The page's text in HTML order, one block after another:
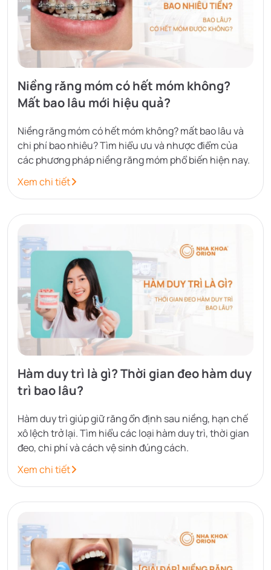
Niềng răng móm có hết móm không?
Mất bao lâu mới hiệu quả?
Niềng răng móm có hết móm không? mất bao lâu và
chi phí bao nhiêu? Tìm hiểu ưu và nhược điểm của
các phương pháp niềng răng móm phổ biến hiện nay.
Xem chi tiết
Hàm duy trì là gì? Thời gian đeo hàm duy
trì bao lâu?
Hàm duy trì giúp giữ răng ổn định sau niềng, hạn chế
xô lệch trở lại. Tìm hiểu các loại hàm duy trì, thời gian
đeo, chi phí và cách vệ sinh đúng cách.
Xem chi tiết